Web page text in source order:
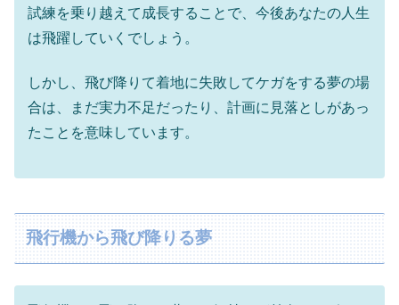
試練を乗り越えて成長することで、今後あなたの人生
は飛躍していくでしょう。
しかし、飛び降りて着地に失敗してケガをする夢の場
合は、まだ実力不足だったり、計画に見落としがあっ
たことを意味しています。
飛行機から飛び降りる夢